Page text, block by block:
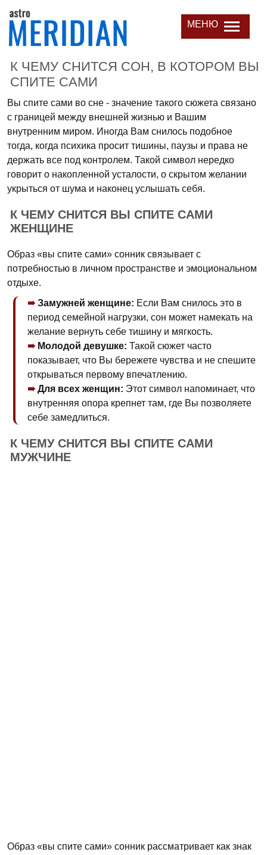
МЕНЮ
К ЧЕМУ СНИТСЯ СОН, В КОТОРОМ ВЫ
СПИТЕ САМИ
Вы спите сами во сне - значение такого сюжета связано
с границей между внешней жизнью и Вашим
внутренним миром. Иногда Вам снилось подобное
тогда, когда психика просит тишины, паузы и права не
держать все под контролем. Такой символ нередко
говорит о накопленной усталости, о скрытом желании
укрыться от шума и наконец услышать себя.
К ЧЕМУ СНИТСЯ ВЫ СПИТЕ САМИ
ЖЕНЩИНЕ
Образ «вы спите сами» сонник связывает с
потребностью в личном пространстве и эмоциональном
отдыхе.
Замужней женщине: Если Вам снилось это в
период семейной нагрузки, сон может намекать на
желание вернуть себе тишину и мягкость.
Молодой девушке: Такой сюжет часто
показывает, что Вы бережете чувства и не спешите
открываться первому впечатлению.
Для всех женщин: Этот символ напоминает, что
внутренняя опора крепнет там, где Вы позволяете
себе замедлиться.
К ЧЕМУ СНИТСЯ ВЫ СПИТЕ САМИ
МУЖЧИНЕ
Образ «вы спите сами» сонник рассматривает как знак